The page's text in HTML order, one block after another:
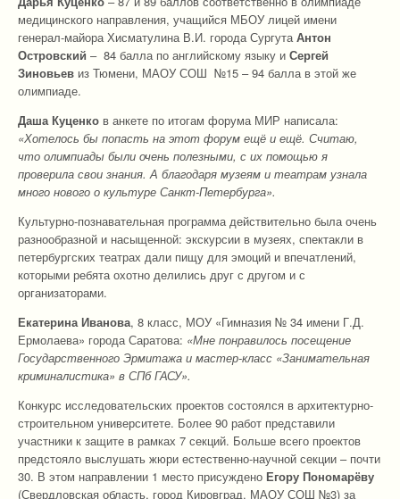
медицинского направления, учащийся МБОУ лицей имени
генерал-майора Хисматулина В.И. города Сургута Антон
Островский – 84 балла по английскому языку и Сергей
Зиновьев из Тюмени, МАОУ СОШ №15 – 94 балла в этой же
олимпиаде.
Даша Куценко в анкете по итогам форума МИР написала:
«Хотелось бы попасть на этот форум ещё и ещё. Считаю,
что олимпиады были очень полезными, с их помощью я
проверила свои знания. А благодаря музеям и театрам узнала
много нового о культуре Санкт-Петербурга».
Культурно-познавательная программа действительно была очень
разнообразной и насыщенной: экскурсии в музеях, спектакли в
петербургских театрах дали пищу для эмоций и впечатлений,
которыми ребята охотно делились друг с другом и с
организаторами.
Екатерина Иванова, 8 класс, МОУ «Гимназия № 34 имени Г.Д.
Ермолаева» города Саратова: «Мне понравилось посещение
Государственного Эрмитажа и мастер-класс «Занимательная
криминалистика» в СПб ГАСУ».
Конкурс исследовательских проектов состоялся в архитектурно-
строительном университете. Более 90 работ представили
участники к защите в рамках 7 секций. Больше всего проектов
предстояло выслушать жюри естественно-научной секции – почти
30. В этом направлении 1 место присуждено Егору Пономарёву
(Свердловская область, город Кировград, МАОУ СОШ №3) за